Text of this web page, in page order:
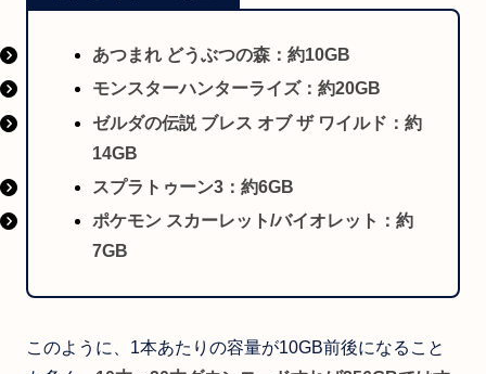
あつまれ どうぶつの森：約10GB
モンスターハンターライズ：約20GB
ゼルダの伝説 ブレス オブ ザ ワイルド：約
14GB
スプラトゥーン3：約6GB
ポケモン スカーレット/バイオレット：約
7GB
このように、1本あたりの容量が10GB前後になること